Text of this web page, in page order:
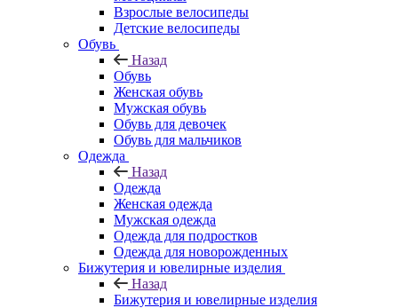
Взрослые велосипеды
Детские велосипеды
Обувь
Назад
Обувь
Женская обувь
Мужская обувь
Обувь для девочек
Обувь для мальчиков
Одежда
Назад
Одежда
Женская одежда
Мужская одежда
Одежда для подростков
Одежда для новорожденных
Бижутерия и ювелирные изделия
Назад
Бижутерия и ювелирные изделия